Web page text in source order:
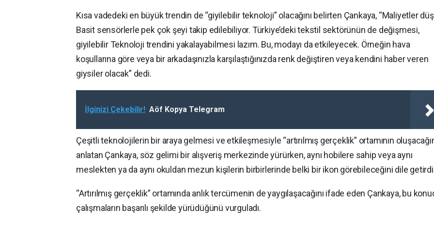
Kısa vadedeki en büyük trendin de “giyilebilir teknoloji” olacağını belirten Çankaya, “Maliyetler
Basit sensörlerle pek çok şeyi takip edilebiliyor. Türkiye’deki tekstil sektörünün de değişmesi,
giyilebilir Teknoloji trendini yakalayabilmesi lazım. Bu, modayı da etkileyecek. Örneğin hava
koşullarına göre veya bir arkadaşınızla karşılaştığınızda renk değiştiren veya kendini haber veren
giysiler olacak” dedi.
İlginizi Çekebilir! Aöf Kopya Telegram
Çeşitli teknolojilerin bir araya gelmesi ve etkileşmesiyle “artırılmış gerçeklik” ortamının
anlatan Çankaya, söz gelimi bir alışveriş merkezinde yürürken, aynı hobilere sahip veya aynı
meslekten ya da aynı okuldan mezun kişilerin birbirlerinde belki bir ikon görebileceğini dile
“Artırılmış gerçeklik” ortamında anlık tercümenin de yaygılaşacağını ifade eden Çankaya, bu
çalışmaların başarılı şekilde yürüdüğünü vurguladı.